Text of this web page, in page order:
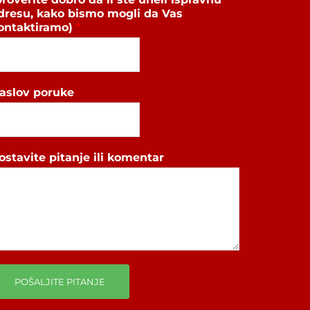
kako bismo mogli da Vas
*
poruke
pitanje ili komentar
POŠALJITE PITANJE